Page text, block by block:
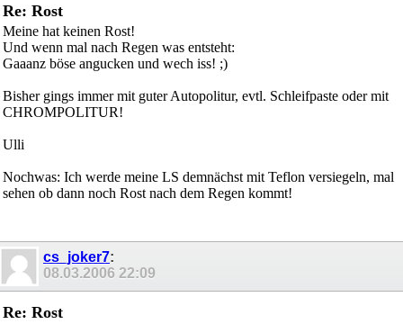
Re: Rost
Meine hat keinen Rost!
Und wenn mal nach Regen was entsteht:
Gaaanz böse angucken und wech iss! ;)
Bisher gings immer mit guter Autopolitur, evtl. Schleifpaste oder mit
CHROMPOLITUR!
Ulli
Nochwas: Ich werde meine LS demnächst mit Teflon versiegeln, mal
sehen ob dann noch Rost nach dem Regen kommt!
cs_joker7:
08.03.2006 22:09
Re: Rost